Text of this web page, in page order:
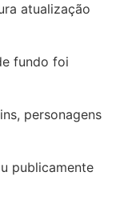
atualização
fundo foi
personagens
publicamente